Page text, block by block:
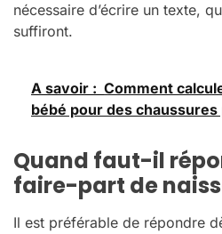
nécessaire d’écrire un texte,
suffiront.
A savoir : Comment
bébé pour des
Quand faut-il
faire-part de
Il est préférable de répondre